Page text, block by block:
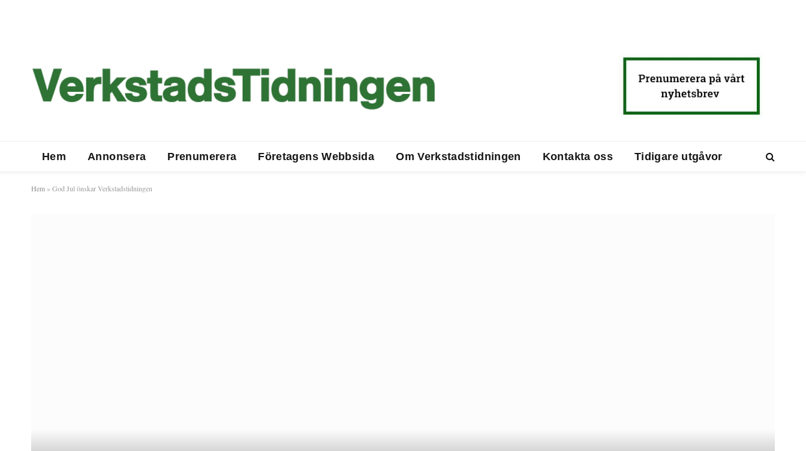
Hem Annonsera Prenumerera Företagens Webbsida Om Verkstadstidningen Kontakta oss Tidigare utgåvor
Hem » God Jul önskar Verkstadstidningen